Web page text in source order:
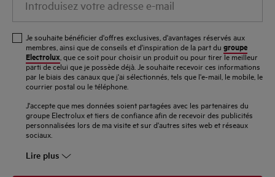
votre
e-
mail
Je souhaite bénéficier d'offres exclusives, d'avantages réservés aux
membres, ainsi que de conseils et d'inspiration de la part du groupe
Electrolux , que ce soit pour choisir un produit ou pour tirer le meilleur
parti de celui que je possède déjà. Je souhaite recevoir ces informations
par le biais des canaux que j'ai sélectionnés, tels que l'e-mail, le mobile, le
courrier postal ou le téléphone.
J'accepte que mes données soient partagées avec les partenaires du
groupe Electrolux et tiers de confiance afin de recevoir des publicités
personnalisées lors de ma visite et sur d'autres sites web et réseaux
sociaux.
Lire plus